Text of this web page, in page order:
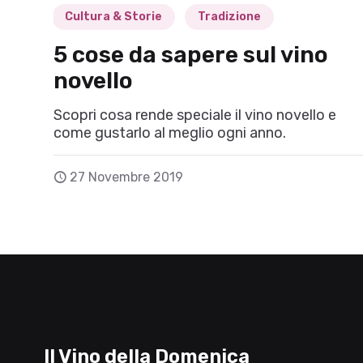
Cultura & Storie Tradizione
5 cose da sapere sul vino
novello
Scopri cosa rende speciale il vino novello e
come gustarlo al meglio ogni anno.
27 Novembre 2019
Il Vino della Domenica